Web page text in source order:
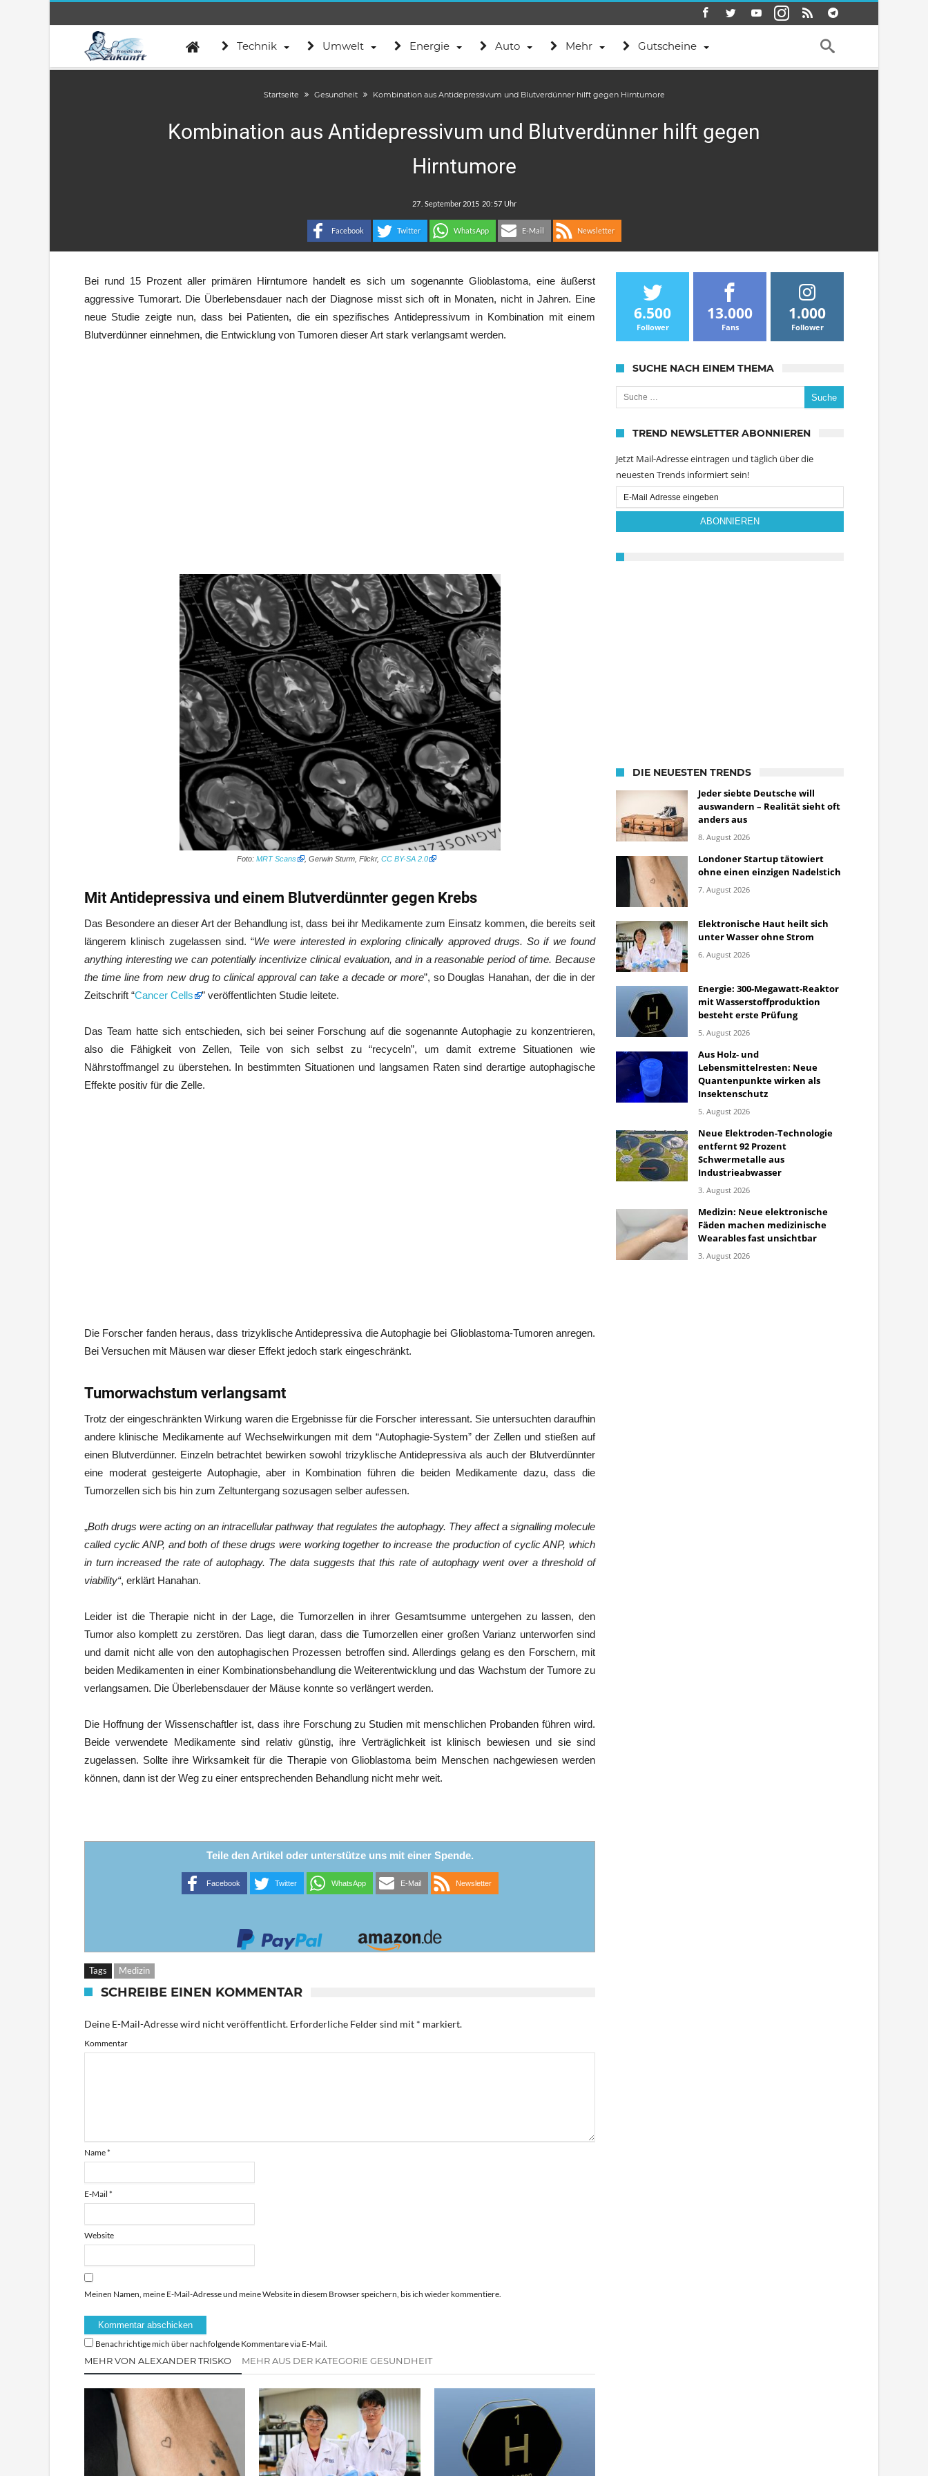
Technik Umwelt Energie Auto Mehr Gutscheine
Startseite Gesundheit Kombination aus Antidepressivum und Blutverdünner hilft gegen Hirntumore
Kombination aus Antidepressivum und Blutverdünner hilft gegen
Hirntumore
:
Facebook Twitter WhatsApp E-Mail Newsletter
Bei rund 15 Prozent aller primären Hirntumore handelt es sich um sogenannte Glioblastoma, eine äußerst
aggressive Tumorart. Die Überlebensdauer nach der Diagnose misst sich oft in Monaten, nicht in Jahren. Eine
neue Studie zeigte nun, dass bei Patienten, die ein spezifisches Antidepressivum in Kombination mit einem
Blutverdünner einnehmen, die Entwicklung von Tumoren dieser Art stark verlangsamt werden.
Foto: MRT Scans , Gerwin Sturm, Flickr, CC BY-SA 2.0
Mit Antidepressiva und einem Blutverdünnter gegen Krebs
Das Besondere an dieser Art der Behandlung ist, dass bei ihr Medikamente zum Einsatz kommen, die bereits seit
längerem klinisch zugelassen sind. “We were interested in exploring clinically approved drugs. So if we found
anything interesting we can potentially incentivize clinical evaluation, and in a reasonable period of time. Because
the time line from new drug to clinical approval can take a decade or more”, so Douglas Hanahan, der die in der
Zeitschrift “Cancer Cells ” veröffentlichten Studie leitete.
Das Team hatte sich entschieden, sich bei seiner Forschung auf die sogenannte Autophagie zu konzentrieren,
also die Fähigkeit von Zellen, Teile von sich selbst zu “recyceln”, um damit extreme Situationen wie
Nährstoffmangel zu überstehen. In bestimmten Situationen und langsamen Raten sind derartige autophagische
Effekte positiv für die Zelle.
Die Forscher fanden heraus, dass trizyklische Antidepressiva die Autophagie bei Glioblastoma-Tumoren anregen.
Bei Versuchen mit Mäusen war dieser Effekt jedoch stark eingeschränkt.
Tumorwachstum verlangsamt
Trotz der eingeschränkten Wirkung waren die Ergebnisse für die Forscher interessant. Sie untersuchten daraufhin
andere klinische Medikamente auf Wechselwirkungen mit dem “Autophagie-System” der Zellen und stießen auf
einen Blutverdünner. Einzeln betrachtet bewirken sowohl trizyklische Antidepressiva als auch der Blutverdünnter
eine moderat gesteigerte Autophagie, aber in Kombination führen die beiden Medikamente dazu, dass die
Tumorzellen sich bis hin zum Zeltuntergang sozusagen selber aufessen.
„Both drugs were acting on an intracellular pathway that regulates the autophagy. They affect a signalling molecule
called cyclic ANP, and both of these drugs were working together to increase the production of cyclic ANP, which
in turn increased the rate of autophagy. The data suggests that this rate of autophagy went over a threshold of
viability“, erklärt Hanahan.
Leider ist die Therapie nicht in der Lage, die Tumorzellen in ihrer Gesamtsumme untergehen zu lassen, den
Tumor also komplett zu zerstören. Das liegt daran, dass die Tumorzellen einer großen Varianz unterworfen sind
und damit nicht alle von den autophagischen Prozessen betroffen sind. Allerdings gelang es den Forschern, mit
beiden Medikamenten in einer Kombinationsbehandlung die Weiterentwicklung und das Wachstum der Tumore zu
verlangsamen. Die Überlebensdauer der Mäuse konnte so verlängert werden.
Die Hoffnung der Wissenschaftler ist, dass ihre Forschung zu Studien mit menschlichen Probanden führen wird.
Beide verwendete Medikamente sind relativ günstig, ihre Verträglichkeit ist klinisch bewiesen und sie sind
zugelassen. Sollte ihre Wirksamkeit für die Therapie von Glioblastoma beim Menschen nachgewiesen werden
können, dann ist der Weg zu einer entsprechenden Behandlung nicht mehr weit.
Teile den Artikel oder unterstütze uns mit einer Spende.
Facebook Twitter WhatsApp E-Mail Newsletter
Tags Medizin
SCHREIBE EINEN KOMMENTAR
Deine E-Mail-Adresse wird nicht veröffentlicht. Erforderliche Felder sind mit * markiert.
Kommentar
Name*
E-Mail *
Website
Meinen Namen, meine E-Mail-Adresse und meine Website in diesem Browser speichern, bis ich wieder kommentiere.
Benachrichtige mich über nachfolgende Kommentare via E-Mail.
MEHR VON ALEXANDER TRISKO MEHR AUS DER KATEGORIE GESUNDHEIT
6.500
Follower
13.000
Fans
1.000
Follower
SUCHE NACH EINEM THEMA
Suche nach:
TREND NEWSLETTER ABONNIEREN
Jetzt Mail-Adresse eintragen und täglich über die
neuesten Trends informiert sein!
Email
Subscription
ABONNIEREN
DIE NEUESTEN TRENDS
Jeder siebte Deutsche will
auswandern – Realität sieht oft
anders aus
8. August 2026
Londoner Startup tätowiert
ohne einen einzigen Nadelstich
7. August 2026
Elektronische Haut heilt sich
unter Wasser ohne Strom
6. August 2026
Energie: 300-Megawatt-Reaktor
mit Wasserstoffproduktion
besteht erste Prüfung
5. August 2026
Aus Holz- und
Lebensmittelresten: Neue
Quantenpunkte wirken als
Insektenschutz
5. August 2026
Neue Elektroden-Technologie
entfernt 92 Prozent
Schwermetalle aus
Industrieabwasser
3. August 2026
Medizin: Neue elektronische
Fäden machen medizinische
Wearables fast unsichtbar
3. August 2026